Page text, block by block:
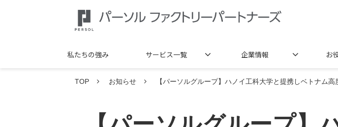
私たちの強み サービス一覧 企業情報 お
TOP お知らせ 【パーソルグループ】ハノイ工科大学と提携しベトナム